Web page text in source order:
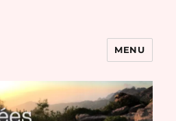
de Mathilde et
MENU